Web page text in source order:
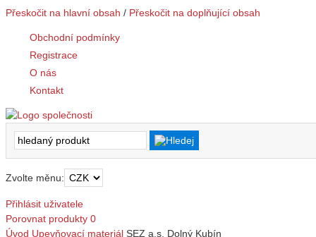
Přeskočit na hlavní obsah / Přeskočit na doplňující obsah
Obchodní podmínky
Registrace
O nás
Kontakt
Zvolte měnu:
Přihlásit uživatele
Porovnat produkty 0
Úvod Upevňovací materiál SEZ a.s. Dolný Kubín